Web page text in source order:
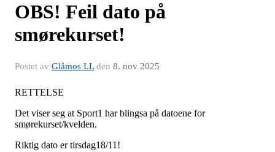
OBS! Feil dato på
smørekurset!
Postet av Glåmos I.Lden 8. nov 2025
RETTELSE
Det viser seg at Sport1 har blingsa på datoene for
smørekurset/kvelden.
Riktig dato er tirsdag18/11!